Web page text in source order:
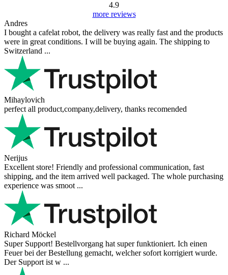
4.9
more reviews
Andres
I bought a cafelat robot, the delivery was really fast and the products
were in great conditions. I will be buying again. The shipping to
Switzerland ...
Mihaylovich
perfect all product,company,delivery, thanks recomended
Nerijus
Excellent store! Friendly and professional communication, fast
shipping, and the item arrived well packaged. The whole purchasing
experience was smoot ...
Richard Möckel
Super Support! Bestellvorgang hat super funktioniert. Ich einen
Feuer bei der Bestellung gemacht, welcher sofort korrigiert wurde.
Der Support ist w ...